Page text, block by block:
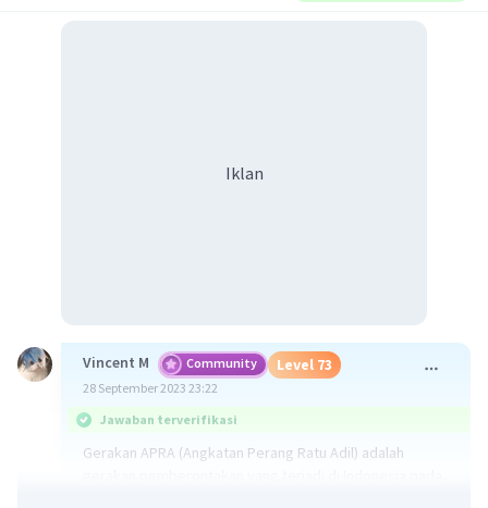
Iklan
Vincent M Community Level 73
28 September 2023 23:22
Jawaban terverifikasi
Gerakan APRA (Angkatan Perang Ratu Adil) adalah